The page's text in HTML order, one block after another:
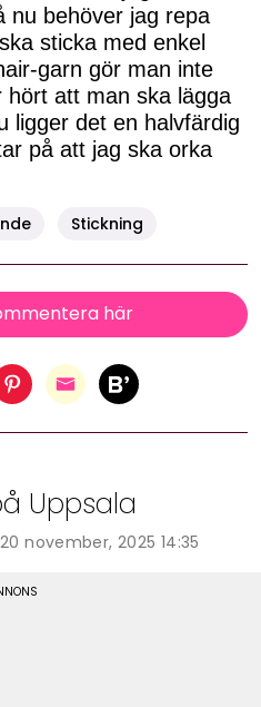
nu behöver jag repa
sticka med enkel
garn gör man inte
hört att man ska lägga
ligger det en halvfärdig
på att jag ska orka
Stickning
här
Uppsala
20 november, 2025 14:35